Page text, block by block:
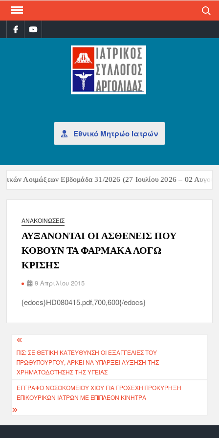
Εθνικό Μητρώο Ιατρών
Λοιμώξεων Εβδομάδα 31/2026 (27 Ιουλίου 2026 – 02
ΑΝΑΚΟΙΝΏΣΕΙΣ
ΑΥΞΑΝΟΝΤΑΙ ΟΙ ΑΣΘΕΝΕΙΣ ΠΟΥ
ΚΟΒΟΥΝ ΤΑ ΦΑΡΜΑΚΑ ΛΟΓΩ
ΚΡΙΣΗΣ
9 Απριλίου 2015
{edocs}HD080415.pdf,700,600{/edocs}
ΠΙΣ: ΣΕ ΘΕΤΙΚΉ ΚΑΤΕΎΘΥΝΣΗ ΟΙ ΕΞΑΓΓΕΛΊΕΣ ΤΟΥ
ΠΡΩΘΥΠΟΥΡΓΟΎ, ΑΡΚΕΊ ΝΑ ΥΠΆΡΞΕΙ ΑΎΞΗΣΗ ΤΗΣ
ΧΡΗΜΑΤΟΔΌΤΗΣΗΣ ΤΗΣ ΥΓΕΊΑΣ
ΕΓΓΡΑΦΟ ΝΟΣΟΚΟΜΕΙΟΥ ΧΙΟΥ ΓΙΑ ΠΡΟΣΕΧΗ ΠΡΟΚΥΡΗΞΗ
ΕΠΙΚΟΥΡΙΚΩΝ ΙΑΤΡΩΝ ΜΕ ΕΠΙΠΛΕΟΝ ΚΙΝΗΤΡΑ